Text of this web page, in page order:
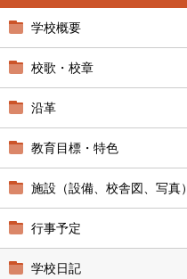
学校概要
校歌・校章
沿革
教育目標・特色
施設（設備、校舎図、写真）
行事予定
学校日記